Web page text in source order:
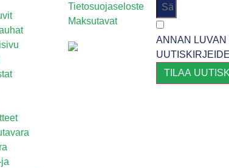
Tietosuojaseloste
Maksutavat
ANNAN LUVAN
TILAA